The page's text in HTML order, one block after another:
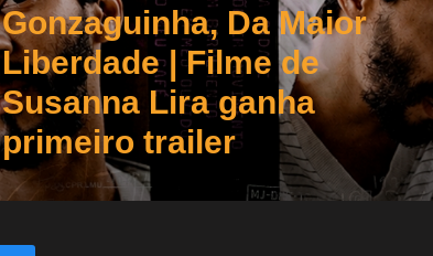
Gonzaguinha, Da Maior
Liberdade | Filme de
Susanna Lira ganha
primeiro trailer